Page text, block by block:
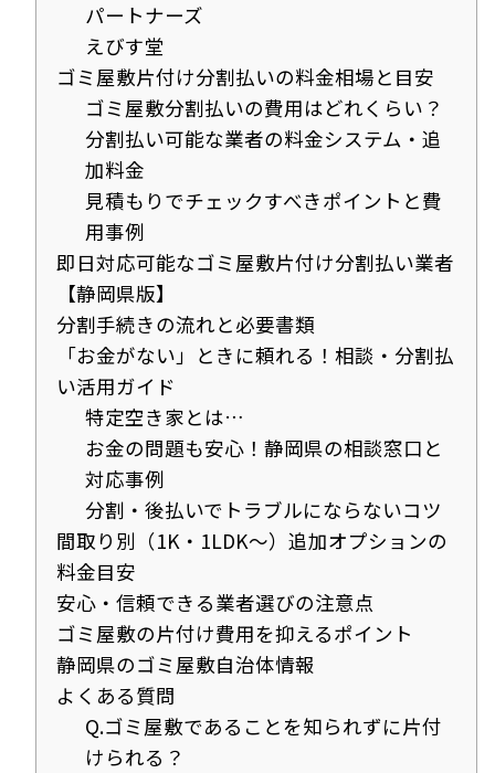
パートナーズ
えびす堂
ゴミ屋敷片付け分割払いの料金相場と目安
ゴミ屋敷分割払いの費用はどれくらい？
分割払い可能な業者の料金システム・追
加料金
見積もりでチェックすべきポイントと費
用事例
即日対応可能なゴミ屋敷片付け分割払い業者
【静岡県版】
分割手続きの流れと必要書類
「お金がない」ときに頼れる！相談・分割払
い活用ガイド
特定空き家とは…
お金の問題も安心！静岡県の相談窓口と
対応事例
分割・後払いでトラブルにならないコツ
間取り別（1K・1LDK～）追加オプションの
料金目安
安心・信頼できる業者選びの注意点
ゴミ屋敷の片付け費用を抑えるポイント
静岡県のゴミ屋敷自治体情報
よくある質問
Q.ゴミ屋敷であることを知られずに片付
けられる？